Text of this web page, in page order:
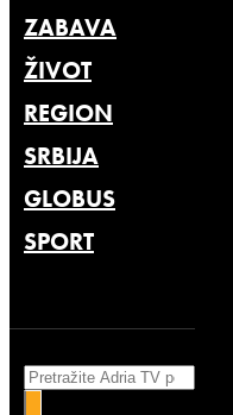
ZABAVA
ŽIVOT
REGION
SRBIJA
GLOBUS
SPORT